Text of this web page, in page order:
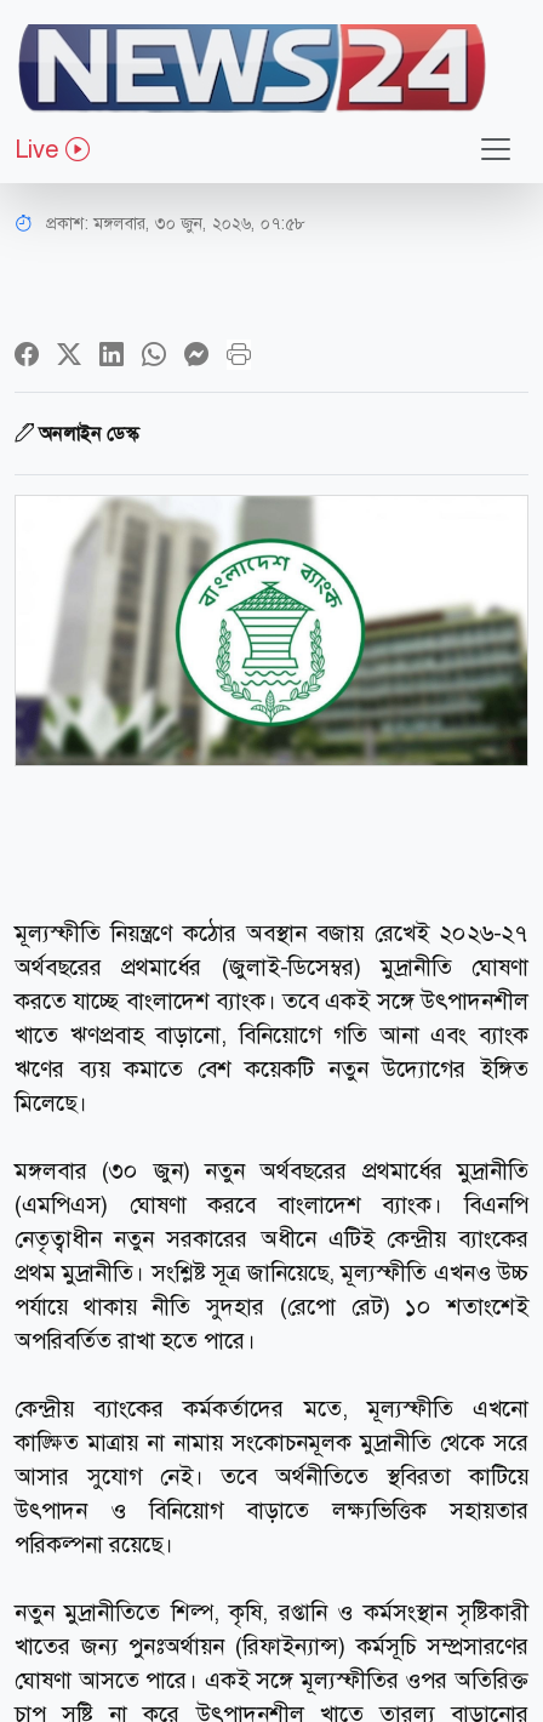
Live
অর্থ-বাণিজ্য
নতুন মুদ্রানীতি ঘোষণা আজ, নীতি সুদহার
১০ শতাংশেই থাকছে?
প্রকাশ:মঙ্গলবার, ৩০ জুন, ২০২৬, ০৭:৫৮
অনলাইন ডেস্ক
মূল্যস্ফীতি নিয়ন্ত্রণে কঠোর অবস্থান বজায় রেখেই ২০২৬-২৭
অর্থবছরের প্রথমার্ধের (জুলাই-ডিসেম্বর) মুদ্রানীতি ঘোষণা
করতে যাচ্ছে বাংলাদেশ ব্যাংক। তবে একই সঙ্গে উৎপাদনশীল
খাতে ঋণপ্রবাহ বাড়ানো, বিনিয়োগে গতি আনা এবং ব্যাংক
ঋণের ব্যয় কমাতে বেশ কয়েকটি নতুন উদ্যোগের ইঙ্গিত
মিলেছে।
মঙ্গলবার (৩০ জুন) নতুন অর্থবছরের প্রথমার্ধের মুদ্রানীতি
(এমপিএস) ঘোষণা করবে বাংলাদেশ ব্যাংক। বিএনপি
নেতৃত্বাধীন নতুন সরকারের অধীনে এটিই কেন্দ্রীয় ব্যাংকের
প্রথম মুদ্রানীতি। সংশ্লিষ্ট সূত্র জানিয়েছে, মূল্যস্ফীতি এখনও উচ্চ
পর্যায়ে থাকায় নীতি সুদহার (রেপো রেট) ১০ শতাংশেই
অপরিবর্তিত রাখা হতে পারে।
কেন্দ্রীয় ব্যাংকের কর্মকর্তাদের মতে, মূল্যস্ফীতি এখনো
কাঙ্ক্ষিত মাত্রায় না নামায় সংকোচনমূলক মুদ্রানীতি থেকে সরে
আসার সুযোগ নেই। তবে অর্থনীতিতে স্থবিরতা কাটিয়ে
উৎপাদন ও বিনিয়োগ বাড়াতে লক্ষ্যভিত্তিক সহায়তার
পরিকল্পনা রয়েছে।
নতুন মুদ্রানীতিতে শিল্প, কৃষি, রপ্তানি ও কর্মসংস্থান সৃষ্টিকারী
খাতের জন্য পুনঃঅর্থায়ন (রিফাইন্যান্স) কর্মসূচি সম্প্রসারণের
ঘোষণা আসতে পারে। একই সঙ্গে মূল্যস্ফীতির ওপর অতিরিক্ত
চাপ সৃষ্টি না করে উৎপাদনশীল খাতে তারল্য বাড়ানোর